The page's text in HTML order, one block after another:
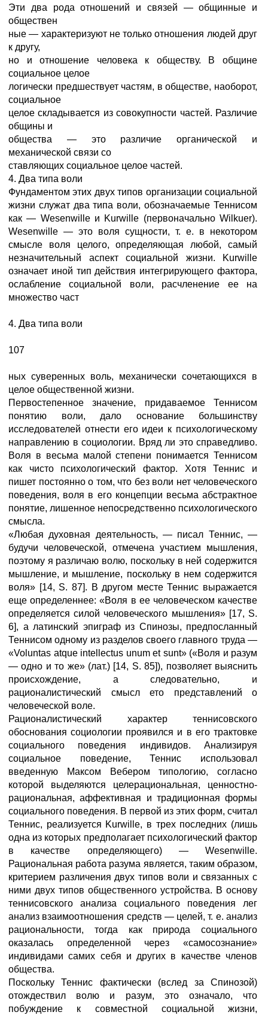
Эти два рода отношений и связей — общинные и
обществен
ные — характеризуют не только отношения людей друг
к другу,
но и отношение человека к обществу. В общине
социальное целое
логически предшествует частям, в обществе, наоборот,
социальное
целое складывается из совокупности частей. Различие
общины и
общества — это различие органической и
механической связи со
ставляющих социальное целое частей.
4. Два типа воли
Фундаментом этих двух типов организации социальной
жизни служат два типа воли, обозначаемые Теннисом
как — Wesenwille и Kurwille (первоначально Wilkuer).
Wesenwille — это воля сущности, т. е. в некотором
смысле воля целого, определяющая любой, самый
незначительный аспект социальной жизни. Kurwille
означает иной тип действия интегрирующего фактора,
ocлабление социальной воли, расчленение ее на
множество част
4. Два типа воли
107
ных суверенных воль, механически сочетающихся в
целое общественной жизни.
Первостепенное значение, придаваемое Теннисом
понятию воли, дало основание большинству
исследователей отнести его идеи к психологическому
направлению в социологии. Вряд ли это справедливо.
Воля в весьма малой степени понимается Теннисом
как чисто психологический фактор. Хотя Теннис и
пишет постоянно о том, что без воли нет человеческого
поведения, воля в его концепции весьма абстрактное
понятие, лишенное непосредственно психологического
смысла.
«Любая духовная деятельность, — писал Теннис, —
будучи человеческой, отмечена участием мышления,
поэтому я различаю волю, поскольку в ней содержится
мышление, и мышление, поскольку в нем содержится
воля» [14, S. 87]. В другом месте Теннис выражается
еще определеннее: «Воля в ее человеческом качестве
определяется силой человеческого мышления» [17, S.
6], а латинский эпиграф из Спинозы, предпосланный
Теннисом одному из разделов своего главного труда —
«Voluntas atque intellectus unum et sunt» («Воля и разум
— одно и то же» (лат.) [14, S. 85]), позволяет выяснить
происхождение, а следовательно, и
рационалистический смысл ето представлений о
человеческой воле.
Рационалистический характер теннисовского
обоснования социологии проявился и в его трактовке
социального поведения индивидов. Анализируя
социальное поведение, Теннис использовал
введенную Максом Вебером типологию, согласно
которой выделяются целерациональная, ценностно-
рациональная, аффективная и традиционная формы
социального поведения. В первой из этих форм, считал
Теннис, реализуется Kurwille, в трех последних (лишь
одна из которых предполагает психологический фактор
в качестве определяющего) — Wesenwille.
Рациональная работа разума является, таким образом,
критерием различения двух типов воли и связанных с
ними двух типов общественного устройства. В основу
теннисовского анализа социального поведения лег
анализ взаимоотношения средств — целей, т. е. анализ
рациональности, тогда как природа социального
оказалась определенной через «самосознание»
индивидами самих себя и других в качестве членов
общества.
Поскольку Теннис фактически (вслед за Спинозой)
отождествил волю и разум, это означало, что
побуждение к совместной социальной жизни,